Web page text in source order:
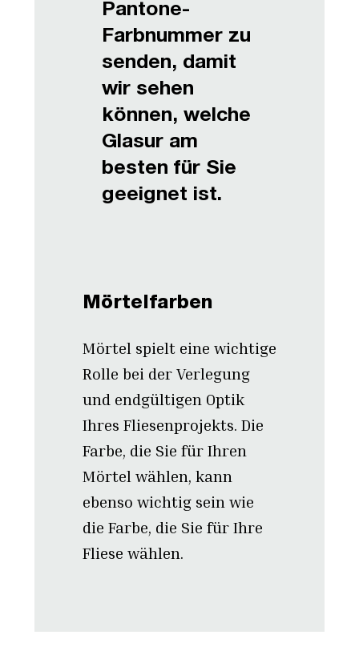
Pantone-
Farbnummer zu
senden, damit
wir sehen
können, welche
Glasur am
besten für Sie
geeignet ist.
Mörtelfarben
Mörtel spielt eine wichtige
Rolle bei der Verlegung
und endgültigen Optik
Ihres Fliesenprojekts. Die
Farbe, die Sie für Ihren
Mörtel wählen, kann
ebenso wichtig sein wie
die Farbe, die Sie für Ihre
Fliese wählen.